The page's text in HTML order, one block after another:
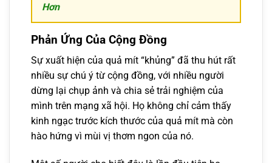
Hơn
Phản Ứng Của Cộng Đồng
Sự xuất hiện của quả mít “khủng” đã thu hút rất
nhiều sự chú ý từ cộng đồng, với nhiều người
dừng lại chụp ảnh và chia sẻ trải nghiệm của
mình trên mạng xã hội. Họ không chỉ cảm thấy
kinh ngạc trước kích thước của quả mít mà còn
hào hứng vì mùi vị thơm ngon của nó.